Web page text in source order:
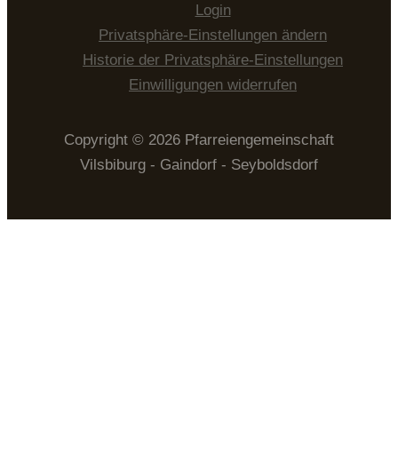
Login
Privatsphäre-Einstellungen ändern
Historie der Privatsphäre-Einstellungen
Einwilligungen widerrufen
Copyright © 2026 Pfarreiengemeinschaft
Vilsbiburg - Gaindorf - Seyboldsdorf